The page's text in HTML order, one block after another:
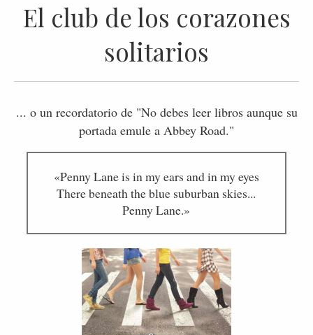
El club de los corazones
solitarios
... o un recordatorio de "No debes leer libros aunque su
portada emule a Abbey Road."
«Penny Lane is in my ears and in my eyes
There beneath the blue suburban skies...
Penny Lane.»